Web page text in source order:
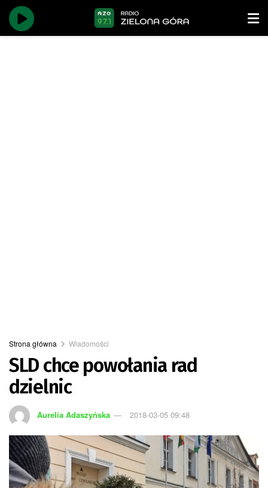
Strona główna Wiadomości
SLD chce powołania rad
dzielnic
Aurelia Adaszyńska 2018-03-05 09:48